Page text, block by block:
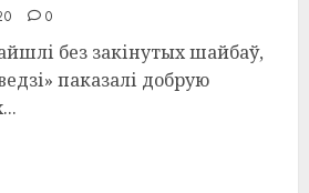
0
без закінутых шайбаў,
паказалі добрую